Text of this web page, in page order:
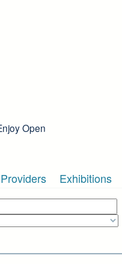
Open
Providers Exhibitions